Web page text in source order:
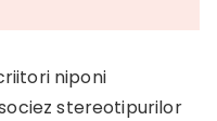
niponi
stereotipurilor